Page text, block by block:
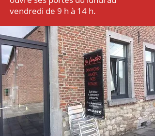
vendredi de 9 h à 14 h.